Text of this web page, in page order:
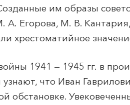
им образы
Егорова, М. В.
хрестоматийное
1941 — 1945 гг. в
что Иван
обстановке.